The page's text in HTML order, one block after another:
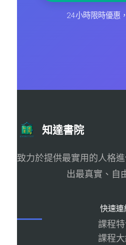
24小時限時優惠
知達書院
致力於提供最實用的人格
出最真實、自
快速連
課程
課程大